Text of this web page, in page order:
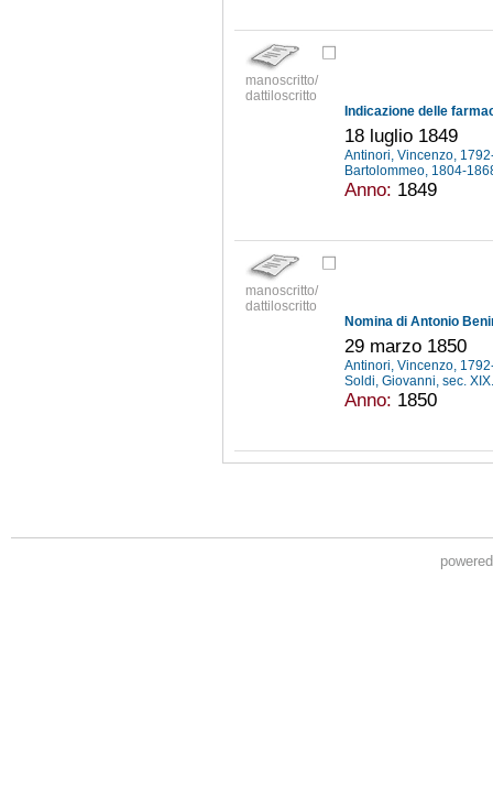
manoscritto/
dattiloscritto
18 luglio 1849
Antinori, Vincenzo,
Bartolommeo, 1804-
Anno: 1849
manoscritto/
dattiloscritto
29 marzo 1850
Antinori, Vincenzo,
Soldi, Giovanni, sec.
Anno: 1850